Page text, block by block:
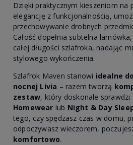
Dzięki praktycznym kieszeniom na
elegancję z funkcjonalnością,
przechowywanie drobnych
Całość dopełnia subtelna
całej długości szlafroka, nadając
stylowego wykończenia.
Szlafrok Maven stanowi idealne
nocnej Livia – razem tworzą
zestaw, który doskonale sprawdzi
Homewear lub Night & Day
tego, czy spędzasz czas w domu,
odpoczywasz wieczorem,
komfortowo.